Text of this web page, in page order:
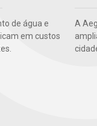
de água e
em custos
A